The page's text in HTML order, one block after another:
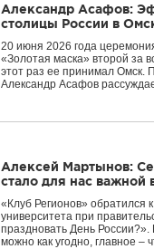
Александр Асафов:
столицы России в
20 июня 2026 года
«Золотая маска» второй за
этот раз ее принимал Омск.
Александр Асафов
Алексей Мартынов:
стало для нас важной
«Клуб Регионов» обратился
университета при
праздновать День
можно как угодно, главное –